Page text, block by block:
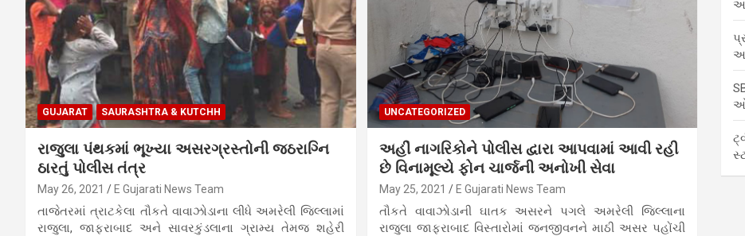
GUJARAT SAURASHTRA & KUTCHH
રાજુલા પંથકમાં ભૂખ્યા અસરગ્રસ્તોની જઠરાગ્નિ
ઠારતું પોલીસ તંત્ર
May 26, 2021 E Gujarati News Team
તાજેતરમાં ત્રાટકેલા તૌકતે વાવાઝોડાના લીધે અમરેલી જિલ્લામાં
રાજુલા, જાફરાબાદ અને સાવરકુંડલાના ગ્રામ્ય તેમજ શહેરી
UNCATEGORIZED
અહીં નાગરિકોને પોલીસ દ્વારા આપવામાં આવી રહી
છે વિનામૂલ્યે ફોન ચાર્જની અનોખી સેવા
May 25, 2021 E Gujarati News Team
તૌકતે વાવાઝોડાની ઘાતક અસરને પગલે અમરેલી જિલ્લાના
રાજુલા જાફરાબાદ વિસ્તારોમાં જનજીવનને માઠી અસર પહોંચી